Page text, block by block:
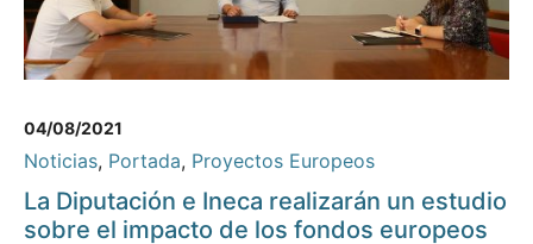
04/08/2021
Noticias, Portada, Proyectos Europeos
La Diputación e Ineca realizarán un estudio
sobre el impacto de los fondos europeos